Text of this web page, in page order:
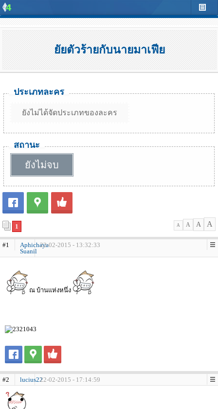
ยัยตัวร้ายกับนายมาเฟีย
ประเภทละคร
ยังไม่ได้จัดประเภทของละคร
สถานะ
ยังไม่จบ
1 A A A A
#1
Aphichaya
Suanil
22-02-2015 - 13:32:33
ณ บ้านแห่งหนึ่ง
#2 lucius2222-02-2015 - 17:14:59